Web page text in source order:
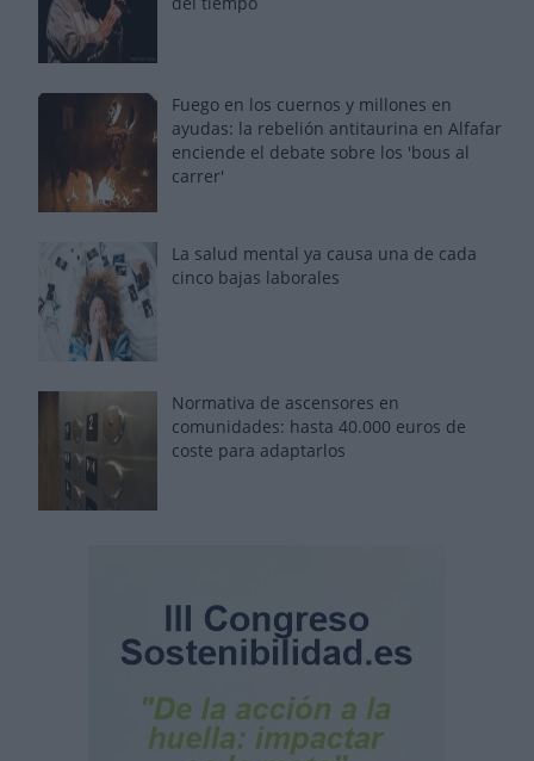
Fuego en los cuernos y millones en
ayudas: la rebelión antitaurina en Alfafar
enciende el debate sobre los 'bous al
carrer'
La salud mental ya causa una de cada
cinco bajas laborales
Normativa de ascensores en
comunidades: hasta 40.000 euros de
coste para adaptarlos